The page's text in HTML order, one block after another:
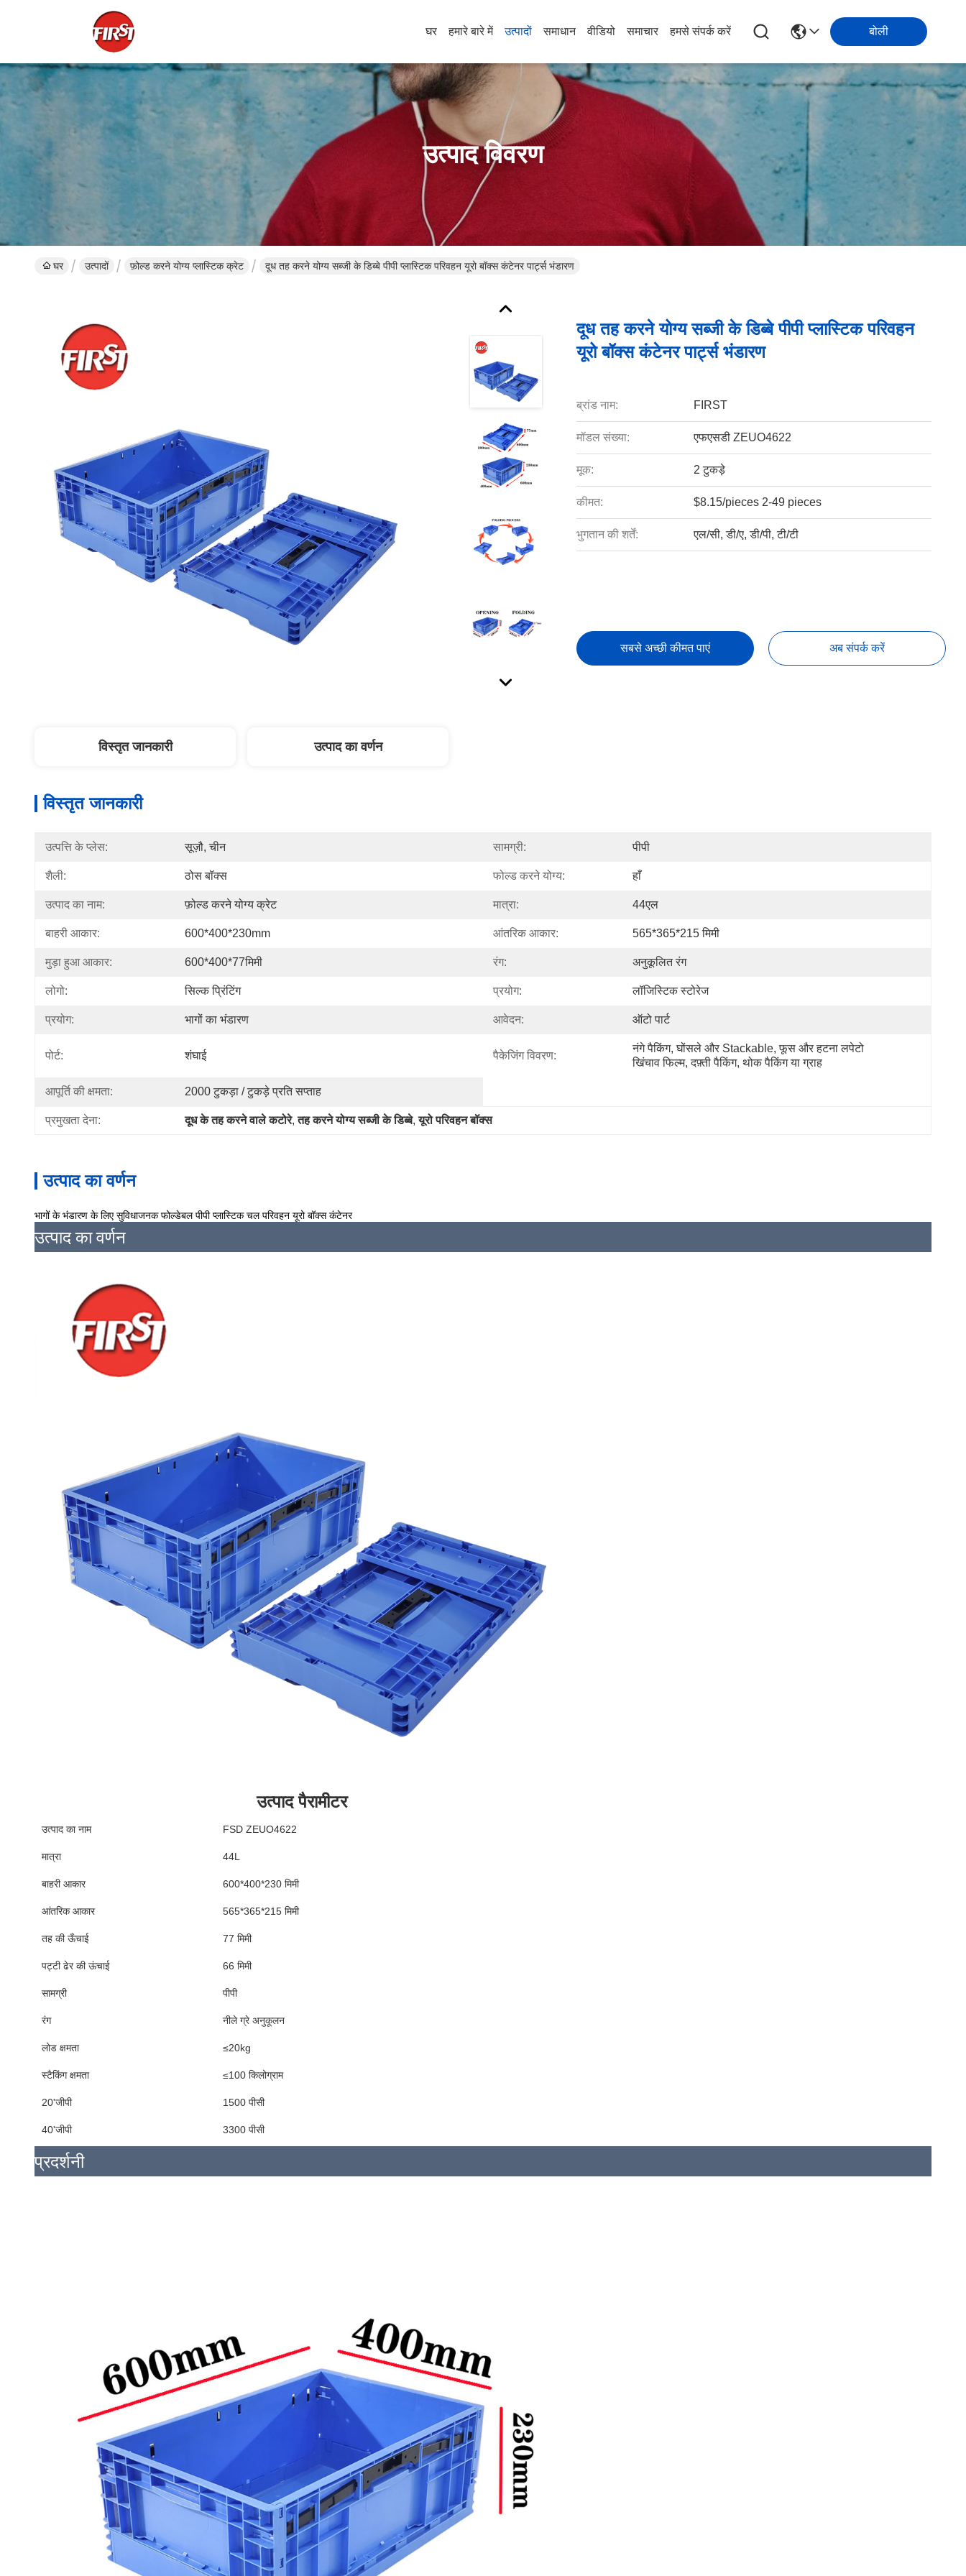
घर हमारे बारे में उत्पादों समाधान वीडियो समाचार हमसे संपर्क करें बोली
उत्पाद विवरण
घर उत्पादों फ़ोल्ड करने योग्य प्लास्टिक क्रेट दूध तह करने योग्य सब्जी के डिब्बे पीपी प्लास्टिक परिवहन यूरो बॉक्स कंटेनर पार्ट्स भंडारण
दूध तह करने योग्य सब्जी के डिब्बे पीपी प्लास्टिक परिवहन
यूरो बॉक्स कंटेनर पार्ट्स भंडारण
ब्रांड नाम: FIRST
मॉडल संख्या: एफएसडी ZEUO4622
मूक: 2 टुकड़े
कीमत: $8.15/pieces 2-49 pieces
भुगतान की शर्तें: एल/सी, डी/ए, डी/पी, टी/टी
सबसे अच्छी कीमत पाएं अब संपर्क करें
विस्तृत जानकारी उत्पाद का वर्णन
विस्तृत जानकारी
उत्पत्ति के प्लेस: सूज़ौ, चीन सामग्री: पीपी
शैली: ठोस बॉक्स फोल्ड करने योग्य: हाँ
उत्पाद का नाम: फ़ोल्ड करने योग्य क्रेट मात्रा: 44एल
बाहरी आकार: 600*400*230mm आंतरिक आकार: 565*365*215 मिमी
मुड़ा हुआ आकार: 600*400*77मिमी रंग: अनुकूलित रंग
लोगो: सिल्क प्रिंटिंग प्रयोग: लॉजिस्टिक स्टोरेज
प्रयोग: भागों का भंडारण आवेदन: ऑटो पार्ट
पोर्ट: शंघाई पैकेजिंग विवरण:
नंगे पैकिंग, घोंसले और Stackable, फूस और हटना लपेटो
खिंचाव फिल्म, दफ़्ती पैकिंग, थोक पैकिंग या ग्राह
आपूर्ति की क्षमता: 2000 टुकड़ा / टुकड़े प्रति सप्ताह
प्रमुखता देना: दूध के तह करने वाले कटोरे, तह करने योग्य सब्जी के डिब्बे, यूरो परिवहन बॉक्स
उत्पाद का वर्णन
भागों के भंडारण के लिए सुविधाजनक फोल्डेबल पीपी प्लास्टिक चल परिवहन यूरो बॉक्स कंटेनर
उत्पाद का वर्णन
उत्पाद पैरामीटर
उत्पाद का नाम FSD ZEUO4622
मात्रा 44L
बाहरी आकार 600*400*230 मिमी
आंतरिक आकार 565*365*215 मिमी
तह की ऊँचाई 77 मिमी
पट्टी ढेर की ऊंचाई 66 मिमी
सामग्री पीपी
रंग नीले ग्रे अनुकूलन
लोड क्षमता ≤20kg
स्टैकिंग क्षमता ≤100 किलोग्राम
20'जीपी 1500 पीसी
40'जीपी 3300 पीसी
प्रदर्शनी